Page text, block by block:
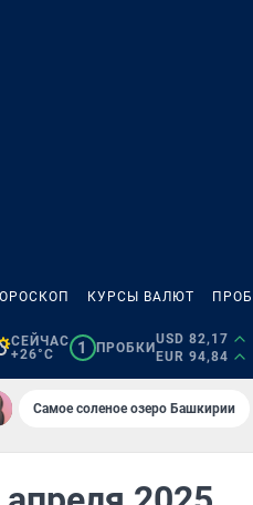
КУРСЫ ВАЛЮТ
СЕЙЧАС
+26°C
1 ПРОБКИ
USD 82,17
EUR 94,84
Самое соленое озеро Башкирии